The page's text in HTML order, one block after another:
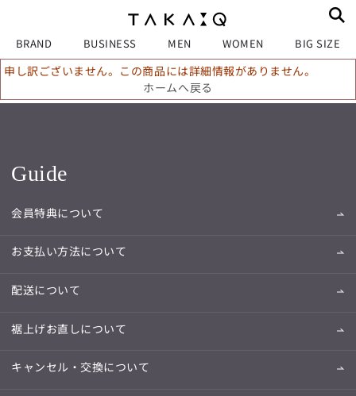
BRAND BUSINESS MEN WOMEN BIG SIZE
申し訳ございません。この商品には詳細情報がありません。
ホームへ戻る
Guide
会員特典について
お支払い方法について
配送について
裾上げお直しについて
キャンセル・交換について